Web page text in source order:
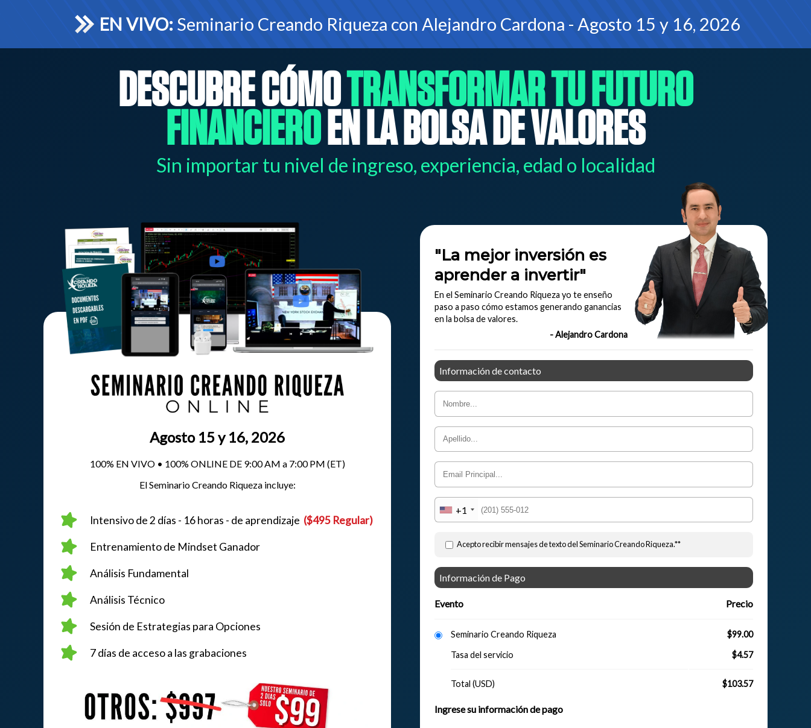
EN VIVO: Seminario Creando Riqueza con Alejandro Cardona - Agosto 15 y 16, 2026
DESCUBRE CÓMOTRANSFORMAR TU FUTURO
FINANCIEROEN LA BOLSA DE VALORES
Sin importar tu nivel de ingreso, experiencia, edad o localidad
Agosto 15 y 16, 2026
100% EN VIVO • 100% ONLINE DE 9:00 AM a 7:00 PM (ET)
El Seminario Creando Riqueza incluye:
Intensivo de 2 días - 16 horas - de aprendizaje ($495 Regular)
Entrenamiento de Mindset Ganador
Análisis Fundamental
Análisis Técnico
Sesión de Estrategias para Opciones
7 días de acceso a las grabaciones
"La mejor inversión es
aprender a invertir"
En el Seminario Creando Riqueza yo te enseño
paso a paso cómo estamos generando ganancias
en la bolsa de valores.
- Alejandro Cardona
Información de contacto
+1
Acepto recibir mensajes de texto del Seminario Creando Riqueza.**
Información de Pago
Evento Precio
Seminario Creando Riqueza
Tasa del servicio
Total (USD)
$99.00
$4.57
$103.57
Ingrese su información de pago